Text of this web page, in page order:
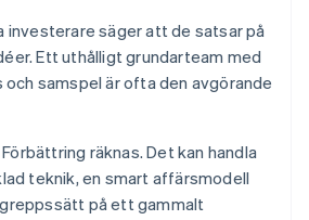
investerare säger att de satsar på
Ett uthålligt grundarteam med
samspel är ofta den avgörande
Förbättring räknas. Det kan handla
teknik, en smart affärsmodell
på ett gammalt